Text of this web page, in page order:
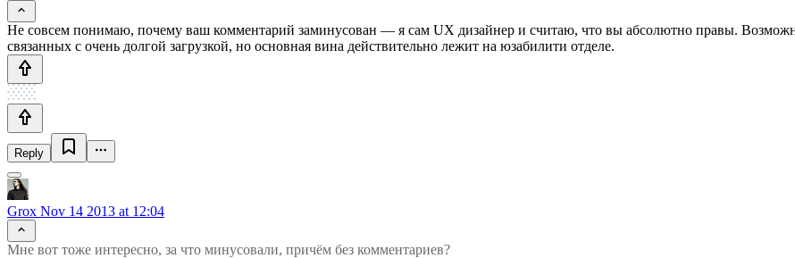
Не совсем понимаю, почему ваш комментарий заминусован — я сам UX дизайнер и считаю, что вы абсолютно правы.
связанных с очень долгой загрузкой, но основная вина действительно лежит на юзабилити отделе.
Reply
Grox Nov 14 2013 at 12:04
Мне вот тоже интересно, за что минусовали, причём без комментариев?